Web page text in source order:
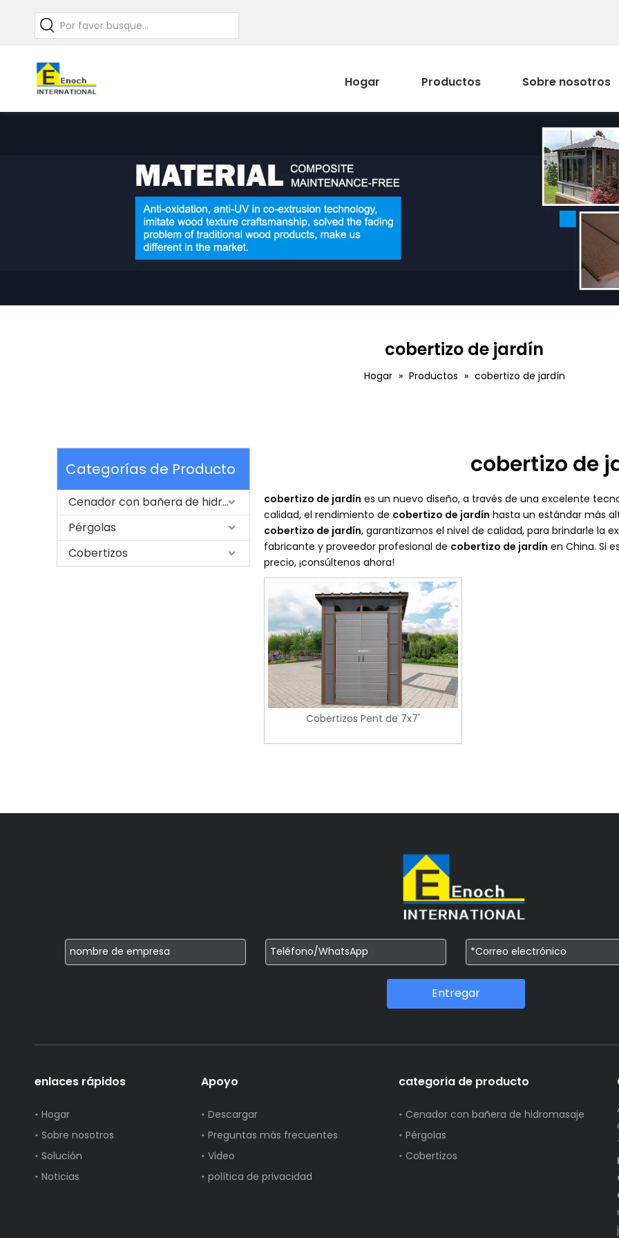
Hogar Productos Sobre nosotros
cobertizo de jardín
Hogar » Productos » cobertizo de jardín
Categorías de Producto
Cenador con bañera de hidromasaje
Pérgolas
Cobertizos
cobertizo de
cobertizo de jardín es un nuevo diseño, a través de una excelente
calidad, el rendimiento de cobertizo de jardín hasta un estándar más
cobertizo de jardín, garantizamos el nivel de calidad, para brindarle la
fabricante y proveedor profesional de cobertizo de jardín en China. Si
precio, ¡consúltenos ahora!
Cobertizos Pent de 7x7'
Entregar
enlaces rápidos
Hogar
Sobre nosotros
Solución
Noticias
Apoyo
Descargar
Preguntas más frecuentes
Video
política de privacidad
categoria de producto
Cenador con bañera de hidromasaje
Pérgolas
Cobertizos